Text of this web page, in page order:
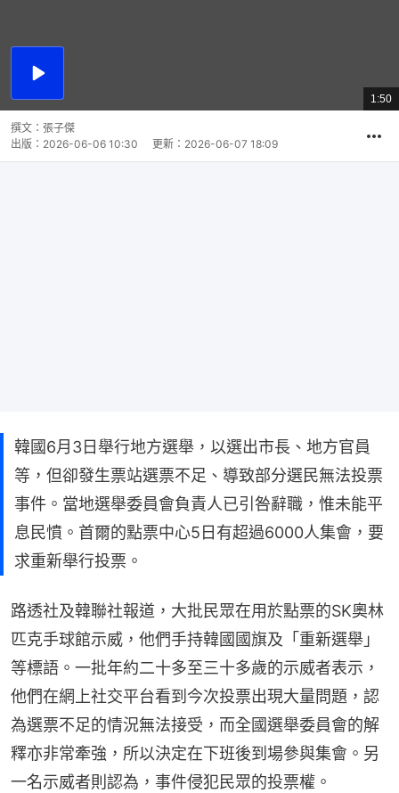
播
總
共
1:50
撰文： 張子傑
出版： 2026-06-06 10:30 更新： 2026-06-07 18:09
韓國6月3日舉行地方選舉，以選出市長、地方官員
等，但卻發生票站選票不足、導致部分選民無法投票
事件。當地選舉委員會負責人已引咎辭職，惟未能平
息民憤。首爾的點票中心5日有超過6000人集會，要
求重新舉行投票。
路透社及韓聯社報道，大批民眾在用於點票的SK奧林
匹克手球館示威，他們手持韓國國旗及「重新選舉」
等標語。一批年約二十多至三十多歲的示威者表示，
他們在網上社交平台看到今次投票出現大量問題，認
為選票不足的情況無法接受，而全國選舉委員會的解
釋亦非常牽強，所以決定在下班後到場參與集會。另
一名示威者則認為，事件侵犯民眾的投票權。